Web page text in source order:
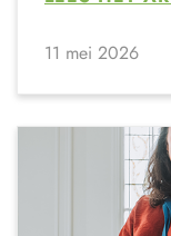
11 mei 2026